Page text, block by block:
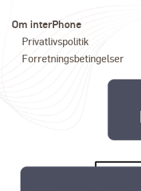
Om interPhone
Privatlivspolitik
Forretningsbetingelser